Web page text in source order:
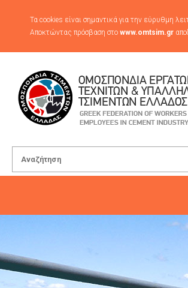
Τα cookies είναι σημαντικά για την εύρυθμη
Αποκτώντας πρόσβαση στο www.omtsim.gr